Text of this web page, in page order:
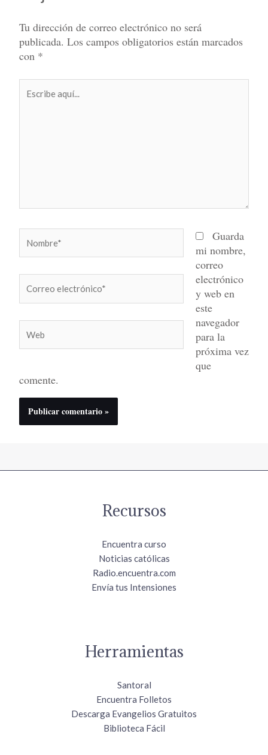
Tu dirección de correo electrónico no será
publicada. Los campos obligatorios están marcados
con *
aquí...
electrónico*
Guarda
mi nombre,
correo
electrónico
y web en
este
navegador
para la
próxima vez
que
comente.
Recursos
Encuentra curso
Noticias católicas
Radio.encuentra.com
Envía tus Intensiones
Herramientas
Santoral
Encuentra Folletos
Descarga Evangelios Gratuitos
Biblioteca Fácil